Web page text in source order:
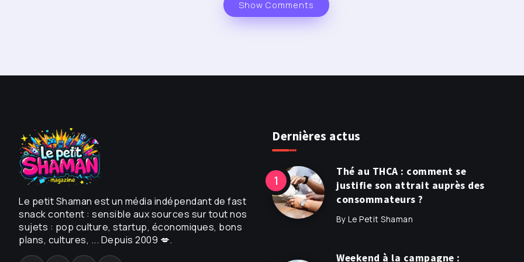
Show Comments
Le petit Shaman est un média indépendant de fast
snack content : sensible aux sources sur tout nos
sujets : pop culture, startup, économiques, bons
plans, cultures, ... Depuis 2009 💋.
Dernières actus
Thé au THCA : comment se
justifie son attrait auprès des
consommateurs ?
By Le Petit Shaman
Weekend à la campagne :